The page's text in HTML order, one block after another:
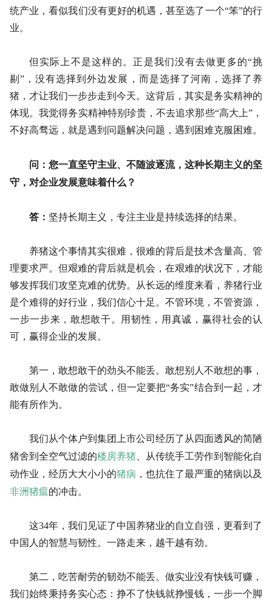
统产业，看似我们没有更好的机遇，甚至选了一个“笨”的行
业。
但实际上不是这样的。正是我们没有去做更多的“挑
剔”，没有选择到外边发展，而是选择了河南，选择了养
猪，才让我们一步步走到今天。这背后，其实是务实精神的
体现。我觉得务实精神特别珍贵，不去追求那些“高大上”，
不好高骛远，就是遇到问题解决问题，遇到困难克服困难。
问：您一直坚守主业、不随波逐流，这种长期主义的坚
守，对企业发展意味着什么？
答： 坚持长期主义，专注主业是持续选择的结果。
养猪这个事情其实很难，很难的背后是技术含量高、管
理要求严。但艰难的背后就是机会，在艰难的状况下，才能
够发挥我们攻坚克难的优势。从长远的维度来看，养猪行业
是个难得的好行业，我们信心十足。不管环境，不管资源，
一步一步来，敢想敢干。用韧性，用真诚，赢得社会的认
可，赢得企业的发展。
第一，敢想敢干的劲头不能丢。敢想别人不敢想的事，
敢做别人不敢做的尝试，但一定要把“务实”结合到一起，才
能有所作为。
我们从个体户到集团上市公司经历了从四面透风的简陋
猪舍到全空气过滤的楼房养猪、从传统手工劳作到智能化自
动作业，经历大大小小的猪病 ，也抗住了最严重的猪病以及
非洲猪瘟的冲击。
这34年，我们见证了中国养猪业的自立自强，更看到了
中国人的智慧与韧性。一路走来，越干越有劲。
第二，吃苦耐劳的韧劲不能丢。做实业没有快钱可赚，
我们始终秉持务实心态：挣不了快钱就挣慢钱，一步一个脚